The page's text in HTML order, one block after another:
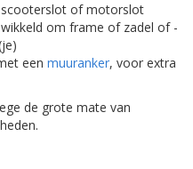
of motorslot
om frame of zadel of -
een muuranker, voor extra
de grote mate van